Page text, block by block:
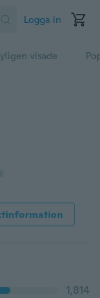
Logga in
visade
1,814